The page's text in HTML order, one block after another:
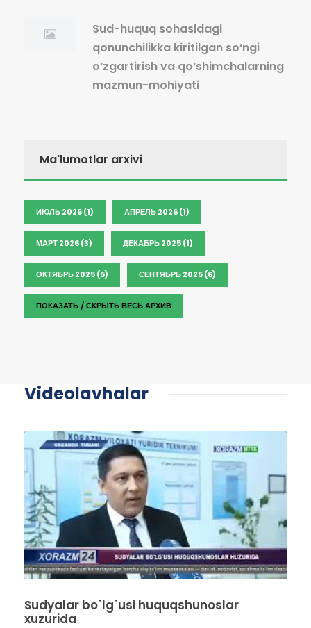
Sud-huquq sohasidagi
qonunchilikka kiritilgan so‘ngi
o‘zgartirish va qo‘shimchalarning
mazmun-mohiyati
Ma'lumotlar arxivi
ИЮЛЬ 2026 (1) АПРЕЛЬ 2026 (1)
МАРТ 2026 (3) ДЕКАБРЬ 2025 (1)
ОКТЯБРЬ 2025 (5) СЕНТЯБРЬ 2025 (6)
ПОКАЗАТЬ / СКРЫТЬ ВЕСЬ АРХИВ
Videolavhalar
Sudyalar bo`lg`usi huquqshunoslar
xuzurida